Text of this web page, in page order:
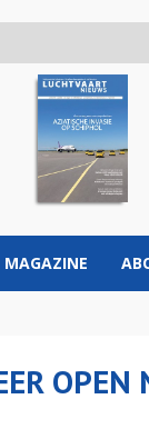
MAGAZINE
OPEN